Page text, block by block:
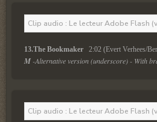
Clip audio : Le lecteur Adobe Flash
13.The Bookmaker 2:02 (Evert Verhees/
M -Alternative version (underscore) - With
Clip audio : Le lecteur Adobe Flash